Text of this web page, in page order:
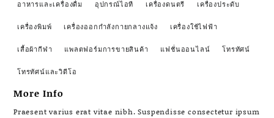
อาหารและเครื่องดื่ม อุปกรณ์ไอที เครื่องดนตรี เครื่องประดับ
เครื่องพิมพ์ เครื่องออกกำลังกายกลางแจ้ง เครื่องใช้ไฟฟ้า
เสื้อผ้ากีฬา แพลตฟอร์มการขายสินค้า แฟชั่นออนไลน์ โทรทัศน์
โทรทัศน์และวิดีโอ
More Info
Praesent varius erat vitae nibh. Suspendisse consectetur ipsum